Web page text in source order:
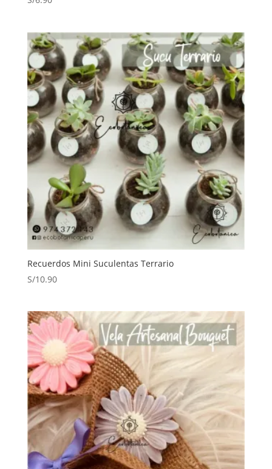
Recuerdos Mini Suculentas Terrario
S/10.90